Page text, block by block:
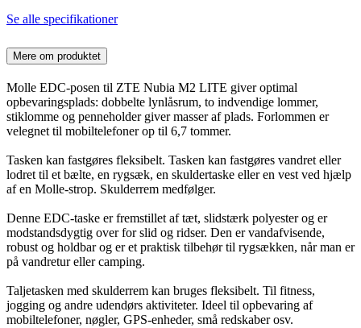
Se alle specifikationer
Mere om produktet
Molle EDC-posen til ZTE Nubia M2 LITE giver optimal
opbevaringsplads: dobbelte lynlåsrum, to indvendige lommer,
stiklomme og penneholder giver masser af plads. Forlommen er
velegnet til mobiltelefoner op til 6,7 tommer.
Tasken kan fastgøres fleksibelt. Tasken kan fastgøres vandret eller
lodret til et bælte, en rygsæk, en skuldertaske eller en vest ved hjælp
af en Molle-strop. Skulderrem medfølger.
Denne EDC-taske er fremstillet af tæt, slidstærk polyester og er
modstandsdygtig over for slid og ridser. Den er vandafvisende,
robust og holdbar og er et praktisk tilbehør til rygsækken, når man er
på vandretur eller camping.
Taljetasken med skulderrem kan bruges fleksibelt. Til fitness,
jogging og andre udendørs aktiviteter. Ideel til opbevaring af
mobiltelefoner, nøgler, GPS-enheder, små redskaber osv.